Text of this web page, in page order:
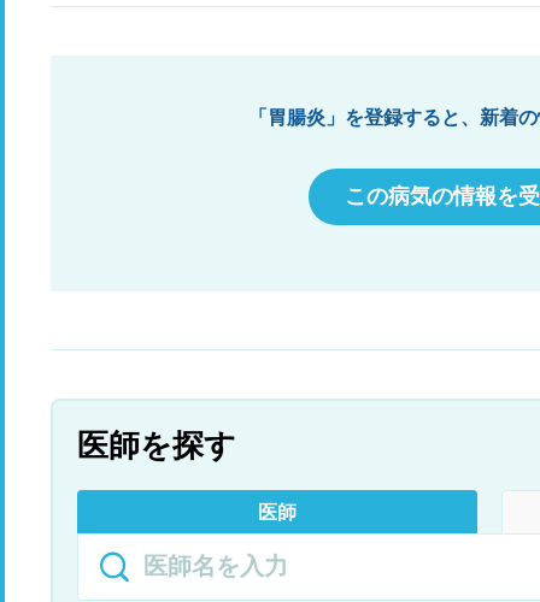
「胃腸炎」を登録すると、新着
この病気の情報を
医師を探す
医師